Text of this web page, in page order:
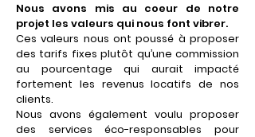
Nous avons mis au coeur de notre
projet les valeurs qui nous font vibrer.
Ces valeurs nous ont poussé à proposer
des tarifs fixes plutôt qu’une commission
au pourcentage qui aurait impacté
fortement les revenus locatifs de nos
clients.
Nous avons également voulu proposer
des services éco-responsables pour